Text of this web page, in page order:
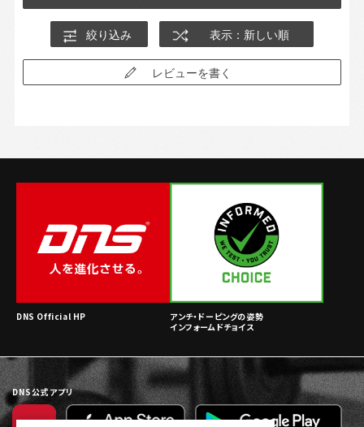
絞り込み 表示：新しい順
レビューを書く
DNS Official HP
アンチ・ドーピングの姿勢
インフォームドチョイス
DNS公式アプリ